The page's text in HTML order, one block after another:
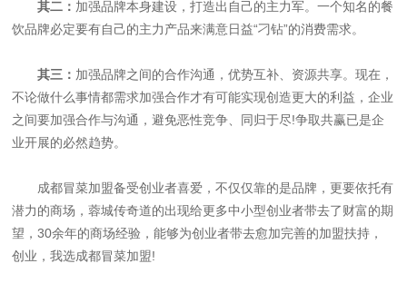
其二： 加强品牌本身建设，打造出自己的主力军。一个知名的餐
饮品牌必定要有自己的主力产品来满意日益“刁钻”的消费需求。
其三： 加强品牌之间的合作沟通，优势互补、资源共享。现在，
不论做什么事情都需求加强合作才有可能实现创造更大的利益，企业
之间要加强合作与沟通，避免恶性竞争、同归于尽!争取共赢已是企
业开展的必然趋势。
成都冒菜加盟备受创业者喜爱，不仅仅靠的是品牌，更要依托有
潜力的商场，蓉城传奇道的出现给更多中小型创业者带去了财富的期
望，30余年的商场经验，能够为创业者带去愈加完善的加盟扶持，
创业，我选成都冒菜加盟!